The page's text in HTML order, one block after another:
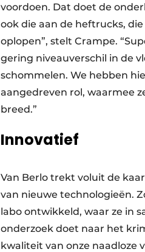
voordoen. Dat doet de
ook die aan de heftrucks,
oplopen”, stelt Crampe.
gering niveauverschil in de
schommelen. We hebben
aangedreven rol, waarmee
breed.”
Innovatief
Van Berlo trekt voluit de
van nieuwe technologieën.
labo ontwikkeld, waar ze in
onderzoek doet naar het
kwaliteit van onze naadloze